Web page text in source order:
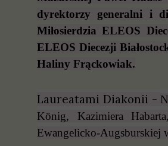
dyrektorzy generalni i
Miłosierdzia ELEOS
ELEOS Diecezji
Haliny Frąckowiak.
Laureatami Diakonii -
König, Kazimiera
Ewangelicko-Augsburskiej